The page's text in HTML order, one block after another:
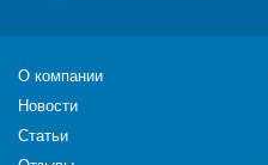
О компании
Новости
Статьи